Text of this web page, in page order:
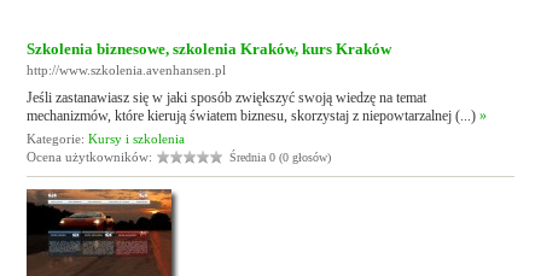
Szkolenia biznesowe, szkolenia Kraków, kurs Kraków
http://www.szkolenia.avenhansen.pl
Jeśli zastanawiasz się w jaki sposób zwiększyć swoją wiedzę na temat
mechanizmów, które kierują światem biznesu, skorzystaj z niepowtarzalnej (...)»
Kategorie:Kursy i szkolenia
Ocena użytkowników:
Średnia 0 (0 głosów)